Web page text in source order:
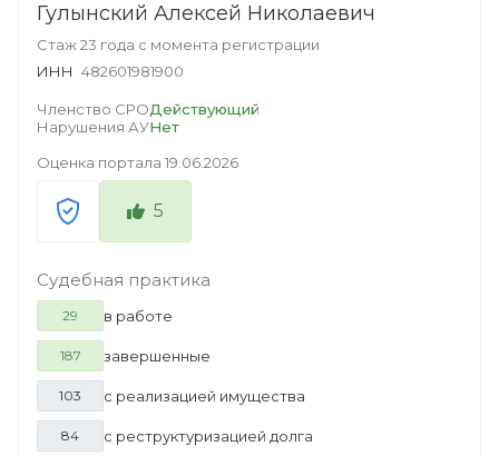
Гулынский Алексей Николаевич
Стаж 23 года с момента регистрации
ИНН 482601981900
Членство СРОДействующий
Нарушения АУНет
Оценка портала 19.06.2026
5
Судебная практика
29 в работе
187 завершенные
103 с реализацией имущества
84 с реструктуризацией долга